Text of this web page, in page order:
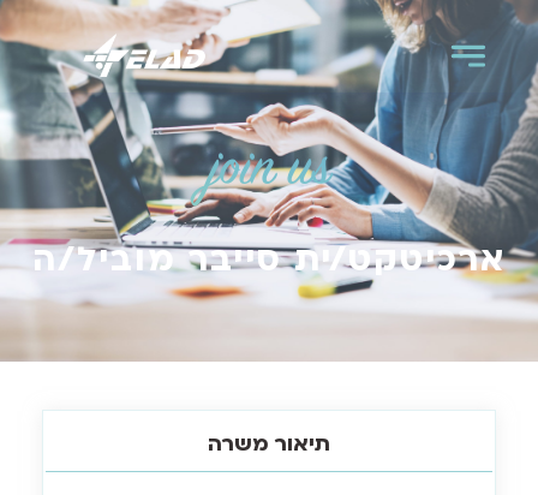
join us
ארכיטקט/ית סייבר מוביל/ה
תיאור משרה